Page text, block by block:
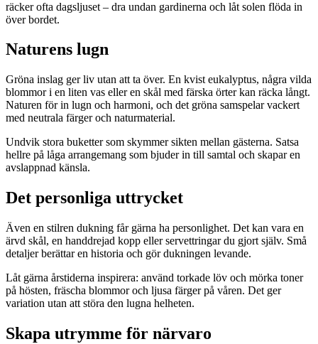
räcker ofta dagsljuset – dra undan gardinerna och låt solen flöda in
över bordet.
Naturens lugn
Gröna inslag ger liv utan att ta över. En kvist eukalyptus, några vilda
blommor i en liten vas eller en skål med färska örter kan räcka långt.
Naturen för in lugn och harmoni, och det gröna samspelar vackert
med neutrala färger och naturmaterial.
Undvik stora buketter som skymmer sikten mellan gästerna. Satsa
hellre på låga arrangemang som bjuder in till samtal och skapar en
avslappnad känsla.
Det personliga uttrycket
Även en stilren dukning får gärna ha personlighet. Det kan vara en
ärvd skål, en handdrejad kopp eller servettringar du gjort själv. Små
detaljer berättar en historia och gör dukningen levande.
Låt gärna årstiderna inspirera: använd torkade löv och mörka toner
på hösten, fräscha blommor och ljusa färger på våren. Det ger
variation utan att störa den lugna helheten.
Skapa utrymme för närvaro